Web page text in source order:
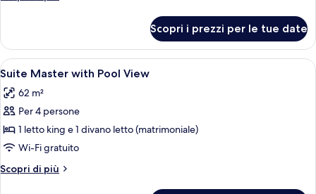
with
View
Superior
with
Pool
Scopri i prezzi per le tue date
Apri
tutte
le
foto
per
Suite
Master
with
Minibar con snack e bevande
5
Suite Master with Pool View
62 m²
Per 4 persone
1 letto king e 1 divano letto (matrimoniale)
Wi-Fi gratuito
Scopri di più
Altri